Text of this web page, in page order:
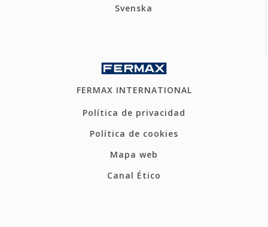
Svenska
FERMAX INTERNATIONAL
Política de privacidad
Política de cookies
Mapa web
Canal Ético